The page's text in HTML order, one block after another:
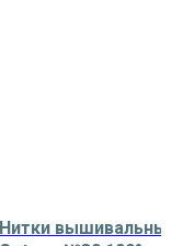
Нитки вышивальные